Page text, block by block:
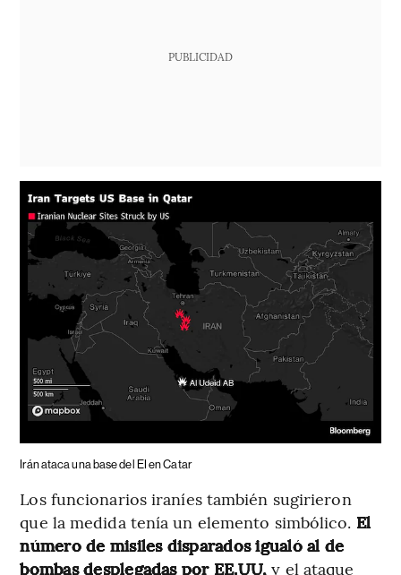
PUBLICIDAD
Irán ataca una base del EI en Catar
Los funcionarios iraníes también sugirieron
que la medida tenía un elemento simbólico. El
número de misiles disparados igualó al de
bombas desplegadas por EE.UU, y el ataque